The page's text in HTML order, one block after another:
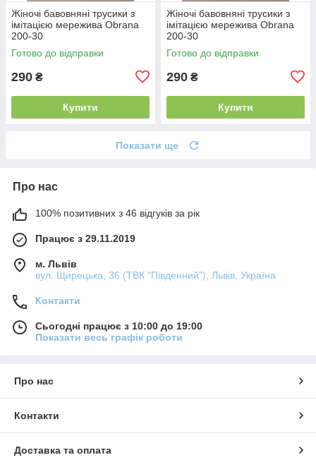
Жіночі бавовняні трусики з
імітацією мережива Obrana
200-30
Готово до відправки
290 ₴
Купити
Жіночі бавовняні трусики з
імітацією мережива Obrana
200-30
Готово до відправки
290 ₴
Купити
Показати ще
Про нас
100% позитивних з 46 відгуків за рік
Працює з 29.11.2019
м. Львів
вул. Щирецька, 36 (ТВК "Південний"), Львів, Україна
Контакти
Сьогодні працює з 10:00 до 19:00
Показати весь графік роботи
Про нас
Контакти
Доставка та оплата